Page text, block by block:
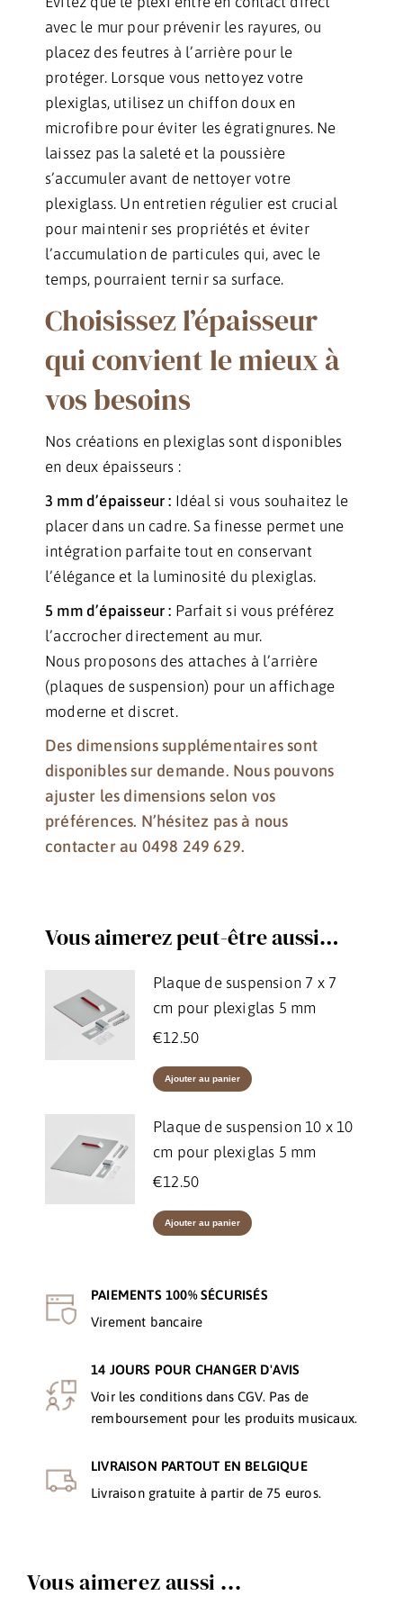
avec le mur pour prévenir les rayures, ou
placez des feutres à l’arrière pour le
protéger. Lorsque vous nettoyez votre
plexiglas, utilisez un chiffon doux en
microfibre pour éviter les égratignures. Ne
laissez pas la saleté et la poussière
s’accumuler avant de nettoyer votre
plexiglass. Un entretien régulier est crucial
pour maintenir ses propriétés et éviter
l’accumulation de particules qui, avec le
temps, pourraient ternir sa surface.
Choisissez l’épaisseur
qui convient le mieux à
vos besoins
Nos créations en plexiglas sont disponibles
en deux épaisseurs :
3 mm d’épaisseur : Idéal si vous souhaitez le
placer dans un cadre. Sa finesse permet une
intégration parfaite tout en conservant
l’élégance et la luminosité du plexiglas.
5 mm d’épaisseur : Parfait si vous préférez
l’accrocher directement au mur.
Nous proposons des attaches à l’arrière
(plaques de suspension) pour un affichage
moderne et discret.
Des dimensions supplémentaires sont
disponibles sur demande. Nous pouvons
ajuster les dimensions selon vos
préférences. N’hésitez pas à nous
contacter au 0498 249 629.
Vous aimerez peut-être aussi…
Plaque de suspension 7 x 7
cm pour plexiglas 5 mm
€12.50
Ajouter au panier
Plaque de suspension 10 x 10
cm pour plexiglas 5 mm
€12.50
Ajouter au panier
PAIEMENTS 100% SÉCURISÉS
Virement bancaire
14 JOURS POUR CHANGER D'AVIS
Voir les conditions dans CGV. Pas de
remboursement pour les produits musicaux.
LIVRAISON PARTOUT EN BELGIQUE
Livraison gratuite à partir de 75 euros.
Vous aimerez aussi ...